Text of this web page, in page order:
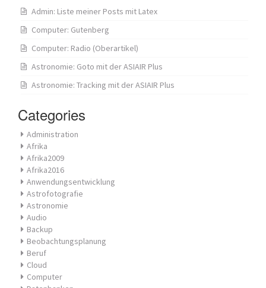
Admin: Liste meiner Posts mit Latex
Computer: Gutenberg
Computer: Radio (Oberartikel)
Astronomie: Goto mit der ASIAIR Plus
Astronomie: Tracking mit der ASIAIR Plus
Categories
Administration
Afrika
Afrika2009
Afrika2016
Anwendungsentwicklung
Astrofotografie
Astronomie
Audio
Backup
Beobachtungsplanung
Beruf
Cloud
Computer